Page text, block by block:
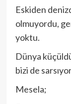
Eskiden
olmuyordu,
yoktu.
Dünya
bizi de
Mesela;